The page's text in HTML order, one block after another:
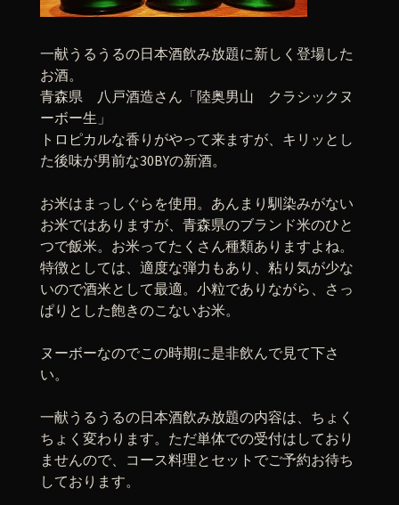
一献うるうるの日本酒飲み放題に新しく登場した
お酒。
青森県 八戸酒造さん「陸奥男山 クラシックヌ
ーボー生」
トロピカルな香りがやって来ますが、キリッとし
た後味が男前な30BYの新酒。
お米はまっしぐらを使用。あんまり馴染みがない
お米ではありますが、青森県のブランド米のひと
つで飯米。お米ってたくさん種類ありますよね。
特徴としては、適度な弾力もあり、粘り気が少な
いので酒米として最適。小粒でありながら、さっ
ぱりとした飽きのこないお米。
ヌーボーなのでこの時期に是非飲んで見て下さ
い。
一献うるうるの日本酒飲み放題の内容は、ちょく
ちょく変わります。ただ単体での受付はしており
ませんので、コース料理とセットでご予約お待ち
しております。